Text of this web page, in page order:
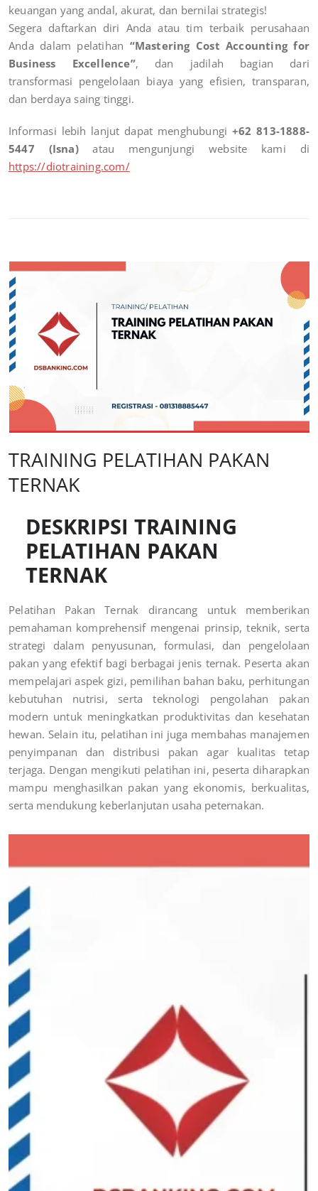
keuangan yang andal, akurat, dan bernilai strategis!
Segera daftarkan diri Anda atau tim terbaik perusahaan
Anda dalam pelatihan “Mastering Cost Accounting for
Business Excellence”, dan jadilah bagian dari
transformasi pengelolaan biaya yang efisien, transparan,
dan berdaya saing tinggi.
Informasi lebih lanjut dapat menghubungi +62 813-1888-
5447 (Isna)atau mengunjungi website kami di
https://diotraining.com/
TRAINING PELATIHAN PAKAN
TERNAK
DESKRIPSI TRAINING
PELATIHAN PAKAN
TERNAK
Pelatihan Pakan Ternak dirancang untuk memberikan
pemahaman komprehensif mengenai prinsip, teknik, serta
strategi dalam penyusunan, formulasi, dan pengelolaan
pakan yang efektif bagi berbagai jenis ternak. Peserta akan
mempelajari aspek gizi, pemilihan bahan baku, perhitungan
kebutuhan nutrisi, serta teknologi pengolahan pakan
modern untuk meningkatkan produktivitas dan kesehatan
hewan. Selain itu, pelatihan ini juga membahas manajemen
penyimpanan dan distribusi pakan agar kualitas tetap
terjaga. Dengan mengikuti pelatihan ini, peserta diharapkan
mampu menghasilkan pakan yang ekonomis, berkualitas,
serta mendukung keberlanjutan usaha peternakan.